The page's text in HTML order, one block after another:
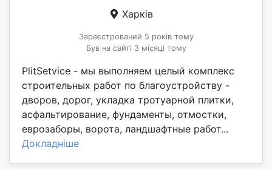
Харків
Зареєстрований 5 років тому
Був на сайті 3 місяці тому
PlitSetvice - мы выполняем целый комплекс
строительных работ по благоустройству -
дворов, дорог, укладка тротуарной плитки,
асфальтирование, фундаменты, отмостки,
еврозаборы, ворота, ландшафтные работ...
Докладніше